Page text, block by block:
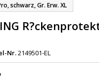
schwarz, Gr. Erw. XL
Nr.2149501-EL